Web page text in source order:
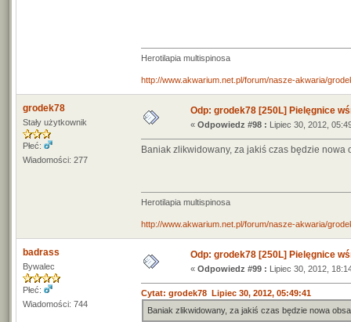
Herotilapia multispinosa
http://www.akwarium.net.pl/forum/nasze-akwaria/
grodek78
Stały użytkownik
Płeć:
Wiadomości: 277
Odp: grodek78 [250L] Pielęgnice
« Odpowiedz #98 : Lipiec 30, 2012,
Baniak zlikwidowany, za jakiś czas będzie nowa
Herotilapia multispinosa
http://www.akwarium.net.pl/forum/nasze-akwaria/
badrass
Bywalec
Płeć:
Wiadomości: 744
Odp: grodek78 [250L] Pielęgnice
« Odpowiedz #99 : Lipiec 30, 2012,
Cytat: grodek78 Lipiec 30, 2012, 05:49:41
Baniak zlikwidowany, za jakiś czas będzie nowa